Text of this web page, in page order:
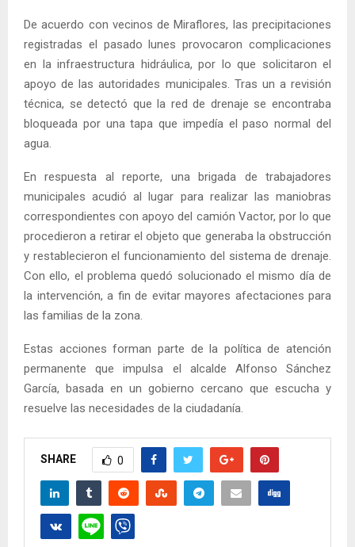
De acuerdo con vecinos de Miraflores, las precipitaciones
registradas el pasado lunes provocaron complicaciones
en la infraestructura hidráulica, por lo que solicitaron el
apoyo de las autoridades municipales. Tras un a revisión
técnica, se detectó que la red de drenaje se encontraba
bloqueada por una tapa que impedía el paso normal del
agua.
En respuesta al reporte, una brigada de trabajadores
municipales acudió al lugar para realizar las maniobras
correspondientes con apoyo del camión Vactor, por lo que
procedieron a retirar el objeto que generaba la obstrucción
y restablecieron el funcionamiento del sistema de drenaje.
Con ello, el problema quedó solucionado el mismo día de
la intervención, a fin de evitar mayores afectaciones para
las familias de la zona.
Estas acciones forman parte de la política de atención
permanente que impulsa el alcalde Alfonso Sánchez
García, basada en un gobierno cercano que escucha y
resuelve las necesidades de la ciudadanía.
SHARE 0